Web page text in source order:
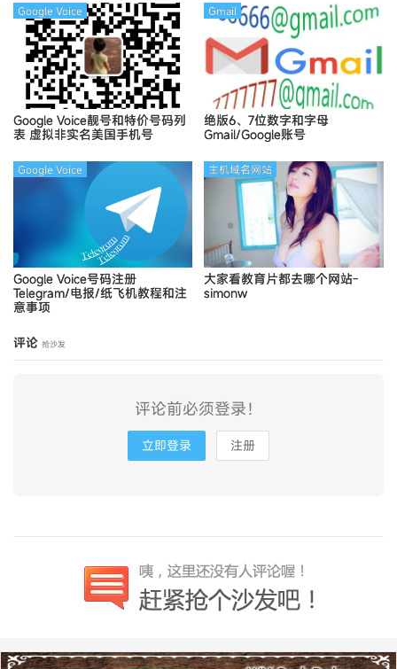
Google Voice靓号和特价号码列
表 虚拟非实名美国手机号
Google Voice
绝版6、7位数字和字母
Gmail/Google账号
Gmail
Google Voice号码注册
Telegram/电报/纸飞机教程和注
意事项
Google Voice
大家看教育片都去哪个网站-
simonw
主机域名网站
评论 抢沙发
评论前必须登录！
立即登录 注册